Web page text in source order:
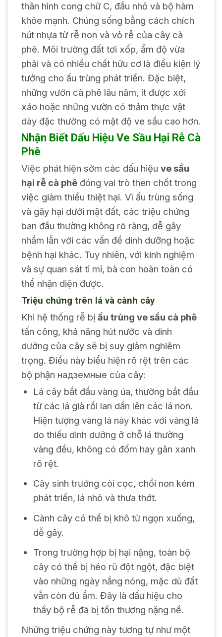
thân hình cong chữ C, đầu nhỏ và bộ hàm
khỏe mạnh. Chúng sống bằng cách chích
hút nhựa từ rễ non và vỏ rễ của cây cà
phê. Môi trường đất tơi xốp, ẩm độ vừa
phải và có nhiều chất hữu cơ là điều kiện lý
tưởng cho ấu trùng phát triển. Đặc biệt,
những vườn cà phê lâu năm, ít được xới
xáo hoặc những vườn có thảm thực vật
dày đặc thường có mật độ ve sầu cao hơn.
Nhận Biết Dấu Hiệu Ve Sầu Hại Rễ Cà
Phê
Việc phát hiện sớm các dấu hiệu ve sầu
hại rễ cà phêđóng vai trò then chốt trong
việc giảm thiểu thiệt hại. Vì ấu trùng sống
và gây hại dưới mặt đất, các triệu chứng
ban đầu thường không rõ ràng, dễ gây
nhầm lẫn với các vấn đề dinh dưỡng hoặc
bệnh hại khác. Tuy nhiên, với kinh nghiệm
và sự quan sát tỉ mỉ, bà con hoàn toàn có
thể nhận diện được.
Triệu chứng trên lá và cành cây
Khi hệ thống rễ bị ấu trùng ve sầu cà phê
tấn công, khả năng hút nước và dinh
dưỡng của cây sẽ bị suy giảm nghiêm
trọng. Điều này biểu hiện rõ rệt trên các
bộ phận надземные của cây:
Lá cây bắt đầu vàng úa, thường bắt đầu
từ các lá già rồi lan dần lên các lá non.
Hiện tượng vàng lá này khác với vàng lá
do thiếu dinh dưỡng ở chỗ lá thường
vàng đều, không có đốm hay gân xanh
rõ rệt.
Cây sinh trưởng còi cọc, chồi non kém
phát triển, lá nhỏ và thưa thớt.
Cành cây có thể bị khô từ ngọn xuống,
dễ gãy.
Trong trường hợp bị hại nặng, toàn bộ
cây có thể bị héo rũ đột ngột, đặc biệt
vào những ngày nắng nóng, mặc dù đất
vẫn còn đủ ẩm. Đây là dấu hiệu cho
thấy bộ rễ đã bị tổn thương nặng nề.
Những triệu chứng này tương tự như một